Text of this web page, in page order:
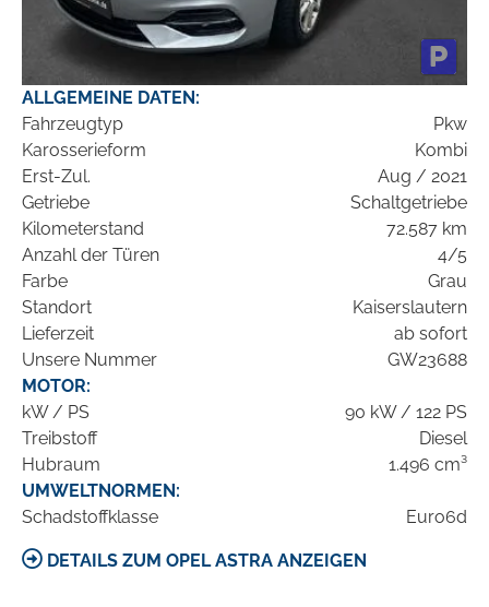
ALLGEMEINE DATEN:
Fahrzeugtyp
Pkw
Karosserieform
Kombi
Erst-Zul.
Aug / 2021
Getriebe
Schaltgetriebe
Kilometerstand
72.587 km
Anzahl der Türen
4/5
Farbe
Grau
Standort
Kaiserslautern
Lieferzeit
ab sofort
Unsere Nummer
GW23688
MOTOR:
kW / PS
90 kW / 122 PS
Treibstoff
Diesel
Hubraum
1.496 cm³
UMWELTNORMEN:
Schadstoffklasse
Euro6d
DETAILS ZUM OPEL ASTRA ANZEIGEN